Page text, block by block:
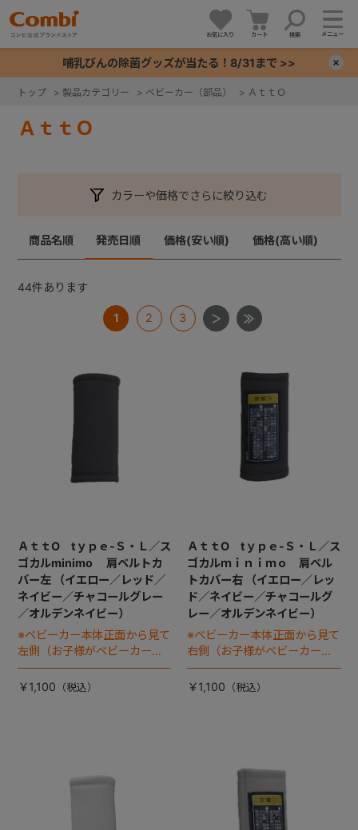
お気に入り カート 検索 メニュー
哺乳びんの除菌グッズが当たる！8/31まで >>
トップ > 製品カテゴリー > ベビーカー（部品） > ＡｔｔＯ
ＡｔｔＯ
カラーや価格でさらに絞り込む
商品名順 発売日順 価格(安い順) 価格(高い順)
44件あります
1 2 3
ＡｔｔO tｙｐｅ-Ｓ・Ｌ／ス
ゴカルminimo 肩ベルトカ
バー左 （イエロー／レッド／
ネイビー／チャコールグレー
／オルデンネイビー）
※ベビーカー本体正面から見て
左側（お子様がベビーカーに
座った状態で右手側となりま
す）
￥1,100
ＡｔｔO tｙｐｅ-Ｓ・Ｌ／ス
ゴカルｍｉｎｉｍｏ 肩ベル
トカバー右 （イエロー／レッ
ド／ネイビー／チャコールグ
レー／オルデンネイビー）
※ベビーカー本体正面から見て
右側（お子様がベビーカーに
座った状態で左手側となりま
す）
￥1,100